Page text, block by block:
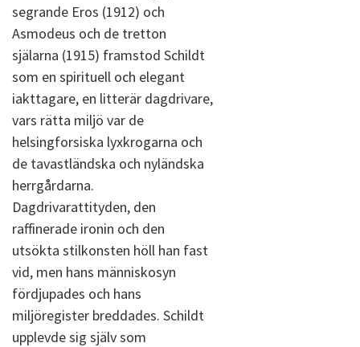
segrande Eros (1912) och
Asmodeus och de tretton
själarna (1915) framstod Schildt
som en spirituell och elegant
iakttagare, en litterär dagdrivare,
vars rätta miljö var de
helsingforsiska lyxkrogarna och
de tavastländska och nyländska
herrgårdarna.
Dagdrivarattityden, den
raffinerade ironin och den
utsökta stilkonsten höll han fast
vid, men hans människosyn
fördjupades och hans
miljöregister breddades. Schildt
upplevde sig själv som